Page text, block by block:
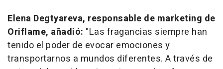
Elena Degtyareva, responsable de marketing de
Oriflame, añadió: "Las fragancias siempre han
tenido el poder de evocar emociones y
transportarnos a mundos diferentes. A través de